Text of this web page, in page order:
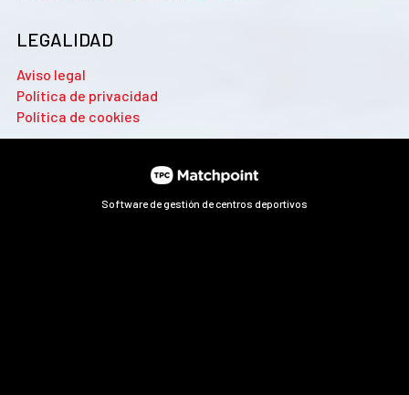
LEGALIDAD
Aviso legal
Política de privacidad
Política de cookies
Software de gestión de centros deportivos